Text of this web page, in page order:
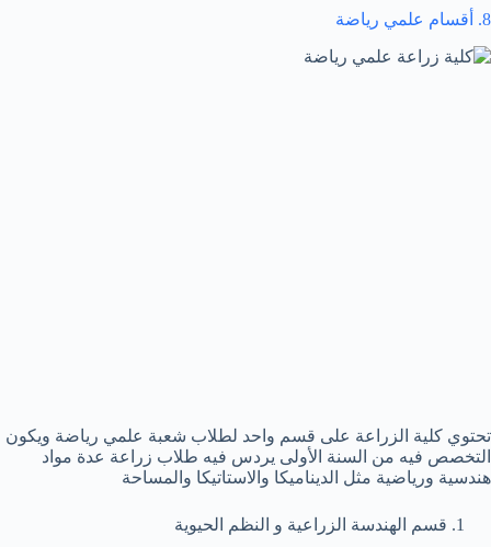
8. أقسام علمي رياضة
تحتوي كلية الزراعة على قسم واحد لطلاب شعبة علمي رياضة ويكون
التخصص فيه من السنة الأولى يردس فيه طلاب زراعة عدة مواد
هندسية ورياضية مثل الديناميكا والاستاتيكا والمساحة
قسم الهندسة الزراعية و النظم الحيوية